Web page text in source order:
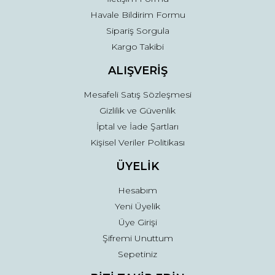
Gönder
Havale Bildirim Formu
Sipariş Sorgula
Kargo Takibi
ALIŞVERİŞ
Mesafeli Satış Sözleşmesi
Gizlilik ve Güvenlik
İptal ve İade Şartları
Kişisel Veriler Politikası
ÜYELİK
Hesabım
Yeni Üyelik
Üye Girişi
Şifremi Unuttum
Sepetiniz